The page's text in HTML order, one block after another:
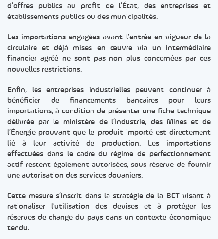
d’offres publics au profit de l’État, des entreprises et
établissements publics ou des municipalités.
Les importations engagées avant l’entrée en vigueur de la
circulaire et déjà mises en œuvre via un intermédiaire
financier agréé ne sont pas non plus concernées par ces
nouvelles restrictions.
Enfin, les entreprises industrielles peuvent continuer à
bénéficier de financements bancaires pour leurs
importations, à condition de présenter une fiche technique
délivrée par le ministère de l’Industrie, des Mines et de
l’Énergie prouvant que le produit importé est directement
lié à leur activité de production. Les importations
effectuées dans le cadre du régime de perfectionnement
actif restent également autorisées, sous réserve de fournir
une autorisation des services douaniers.
Cette mesure s’inscrit dans la stratégie de la BCT visant à
rationaliser l’utilisation des devises et à protéger les
réserves de change du pays dans un contexte économique
tendu.